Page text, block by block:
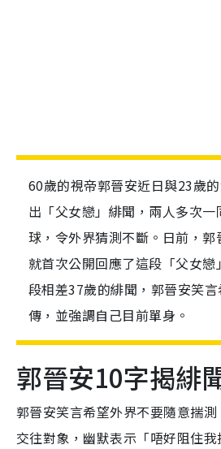
60歲的視帝郭晉安近日與23歲
出「父女戀」緋聞，兩人多次
球，令外界猜測不斷。日前，郭
就首次公開回應了這段「父女
段相差37歲的緋聞，郭晉安笑
傳，並強調自己目前單身。
郭晉安10字揭緋
郭晉安笑言希望外界不要隨意揣
交往對象，幽默表示「唔好阻住